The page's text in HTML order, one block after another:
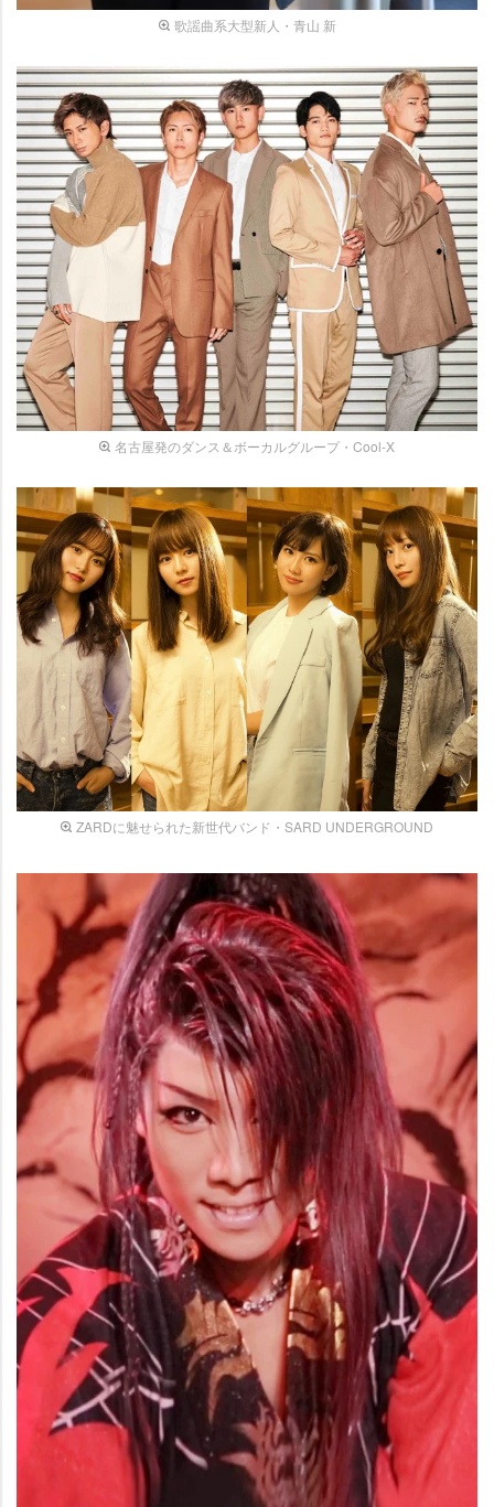
歌謡曲系大型新人・青山 新
名古屋発のダンス＆ボーカルグループ・Cool-X
ZARDに魅せられた新世代バンド・SARD UNDERGROUND